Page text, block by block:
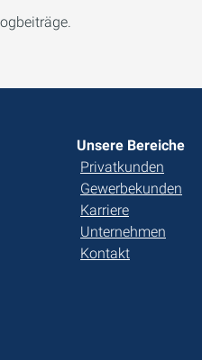
Unsere Bereiche
Privatkunden
Gewerbekunden
Karriere
Unternehmen
Kontakt